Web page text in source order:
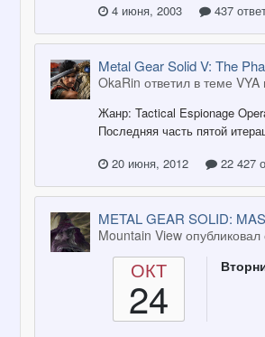
4 июня, 2003
437
Metal Gear Solid V: The
OkaRin ответил в теме VYA
Жанр: Tactical Espionage
Последняя часть пятой
20 июня, 2012
22 427
METAL GEAR SOLID:
Mountain View
ОКТ
24